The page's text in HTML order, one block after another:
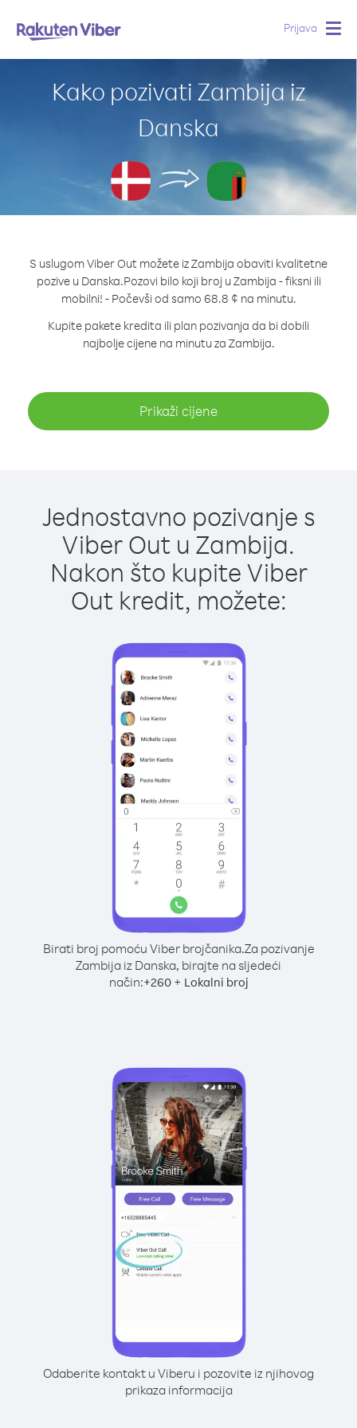
Prijava
Kako pozivati Zambija iz
Danska
S uslugom Viber Out možete iz Zambija obaviti kvalitetne
pozive u Danska.Pozovi bilo koji broj u Zambija - fiksni ili
mobilni! - Počevši od samo 68.8 ¢ na minutu.
Kupite pakete kredita ili plan pozivanja da bi dobili
najbolje cijene na minutu za Zambija.
Prikaži cijene
Jednostavno pozivanje s
Viber Out u Zambija.
Nakon što kupite Viber
Out kredit, možete:
Birati broj pomoću Viber brojčanika.Za pozivanje
Zambija iz Danska, birajte na sljedeći
način:+260+ Lokalni broj
Odaberite kontakt u Viberu i pozovite iz njihovog
prikaza informacija